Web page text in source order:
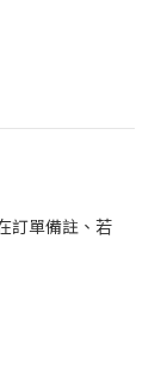
訂單備註、若